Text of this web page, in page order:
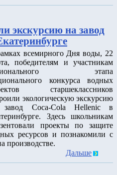
экскурсию на завод
всемирного Дня воды, 22
победителям и участникам
этапа
конкурса водных
старшеклассников
экологическую экскурсию
Coca-Cola Hellenic в
Здесь школьникам
проекты по защите
ресурсов и познакомили с
производстве.
Дальше